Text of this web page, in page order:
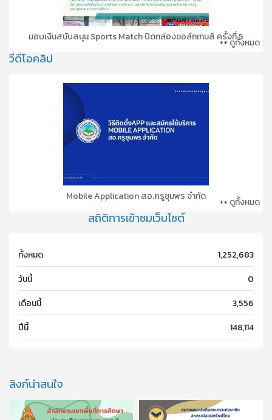
มอบเงินสนับสนุน Sports Match ปิดกล่องชอล์กเกมส์ ครั้งที่ 5
++ ดูทั้งหมด
วีดีโอคลิป
Mobile Application สอ.ครูชุมพร จำกัด ++ ดูทั้งหมด
สถิติการเข้าชมเว็บไซต์
ทั้งหมด
1,252,683
วันนี้
0
เดือนนี้
3,556
ปีนี้
148,114
ลิงก์น่าสนใจ